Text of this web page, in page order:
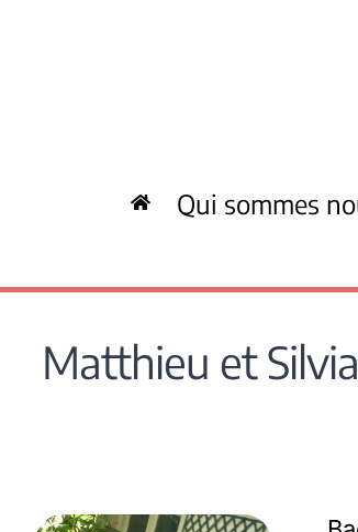
Qui sommes
Matthieu et